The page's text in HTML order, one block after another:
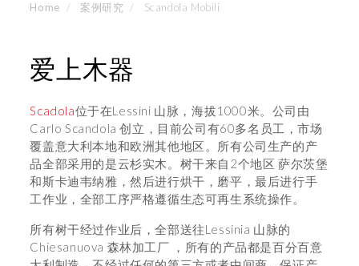
Home 案例研究 Scandola Mobili
爱上木器
Scadola位于在Lessini 山脉，海拔1000米。公司由
Carlo Scandola 创立，目前公司有60多名员工，市场
覆盖意大利本地和欧洲其他地区。所有公司生产的产
品全部采用的是云杉实木。树干来自2个地区 萨尔茨堡
和斯卡迪韦纳雅，然后进行烘干，磨平，最后进行手
工作业，全部工序严格遵循生态可再生系统操作。
所有树干经过作业后，全部送往Lessinia 山脉的
Chiesanuova 森林加工厂 ，所有的产品都是百分百意